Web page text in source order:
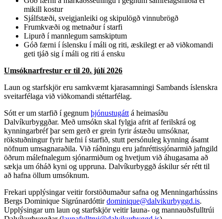
mikill kostur
Sjálfstæði, sveigjanleiki og skipulögð vinnubrögð
Frumkvæði og metnaður í starfi
Lipurð í mannlegum samskiptum
Góð færni í íslensku í máli og riti, æskilegt er að viðkomandi
geti tjáð sig í máli og riti á ensku
Umsóknarfrestur er til 20. júlí 2026
Laun og starfskjör eru samkvæmt kjarasamningi Sambands íslenskra
sveitarfélaga við viðkomandi stéttarfélag.
Sótt er um starfið í gegnum þjónustugátt á heimasíðu
Dalvíkurbyggðar. Með umsókn skal fylgja afrit af ferilskrá og
kynningarbréf þar sem gerð er grein fyrir ástæðu umsóknar,
rökstuðningur fyrir hæfni í starfið, stutt persónuleg kynning ásamt
nöfnum umsagnaraðila. Við ráðningu eru jafnréttissjónarmið jafngild
öðrum málefnalegum sjónarmiðum og hvetjum við áhugasama að
sækja um óháð kyni og uppruna. Dalvíkurbyggð áskilur sér rétt til
að hafna öllum umsóknum.
Frekari upplýsingar veitir forstöðumaður safna og Menningarhússins
Bergs Dominique Sigrúnardóttirdominique@dalvikurbyggd.is.
Upplýsingar um laun og starfskjör veitir launa- og mannauðsfulltrúi